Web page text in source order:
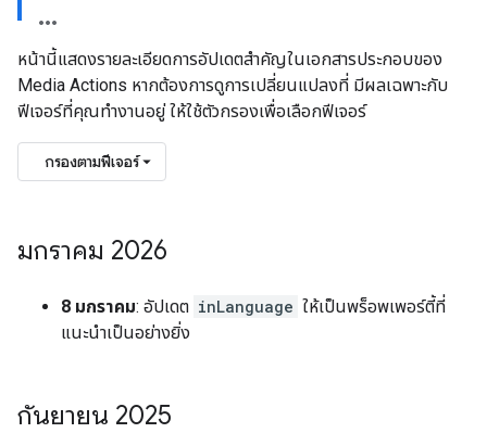
หน้านี้แสดงรายละเอียดการอัปเดตสำคัญในเอกสารประกอบของ
Media Actions หากต้องการดูการเปลี่ยนแปลงที่ มีผลเฉพาะกับ
ฟีเจอร์ที่คุณทำงานอยู่ ให้ใช้ตัวกรองเพื่อเลือกฟีเจอร์
กรองตามฟีเจอร์
มกราคม 2026
8 มกราคม: อัปเดต inLanguage ให้เป็นพร็อพเพอร์ตี้ที่
แนะนำเป็นอย่างยิ่ง
กันยายน 2025